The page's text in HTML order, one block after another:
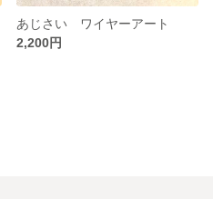
あじさい ワイヤーアート
2,200円